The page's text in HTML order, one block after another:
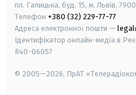
пл. Галицька, буд. 15, м. Львів,
Телефон +380 (32) 229-77-77
Адреса електронної пошти —
Ідентифікатор онлайн-медіа в
R40-06057
© 2005—2026, ПрАТ